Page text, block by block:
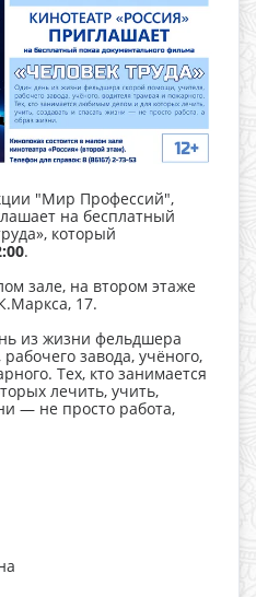
"Мир Профессий",
на бесплатный
который
.
зале, на втором этаже
17.
из жизни фельдшера
завода, учёного,
Тех, кто занимается
лечить, учить,
— не просто работа,